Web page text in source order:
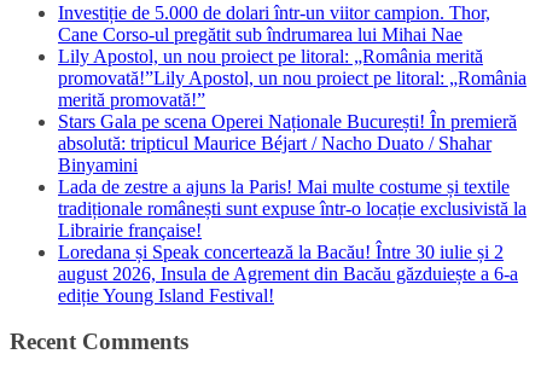
Investiție de 5.000 de dolari într-un viitor campion. Thor,
Cane Corso-ul pregătit sub îndrumarea lui Mihai Nae
Lily Apostol, un nou proiect pe litoral: „România merită
promovată!”Lily Apostol, un nou proiect pe litoral: „România
merită promovată!”
Stars Gala pe scena Operei Naționale București! În premieră
absolută: tripticul Maurice Béjart / Nacho Duato / Shahar
Binyamini
Lada de zestre a ajuns la Paris! Mai multe costume și textile
tradiționale românești sunt expuse într-o locație exclusivistă la
Librairie française!
Loredana și Speak concertează la Bacău! Între 30 iulie și 2
august 2026, Insula de Agrement din Bacău găzduiește a 6-a
ediție Young Island Festival!
Recent Comments